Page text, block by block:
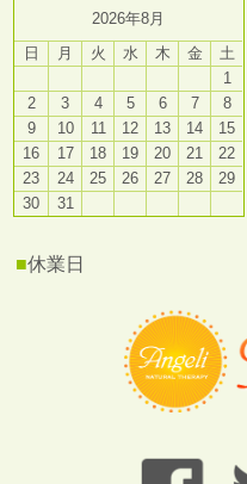
2026年8月
日
月 火 水 木 金
土
1
2
3 4 5 6 7
8
9
10 11 12 13 14
15
16
17 18 19 20 21
22
23
24 25 26 27 28
29
30
31
■休業日